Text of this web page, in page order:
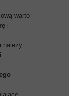
warto
i
należy
i